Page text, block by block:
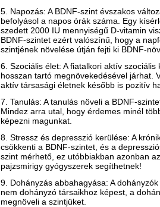
5. Napozás: A BDNF-szint évszakos
befolyásol a napos órák száma. Egy
szedett 2000 IU mennyiségű D-vitamin
BDNF-szintet ezért valószínű, hogy a
szintjének növelése útján fejti ki BDNF-
6. Szociális élet: A fiatalkori aktív
hosszan tartó megnövekedésével járhat.
aktív társasági életnek később is pozitív
7. Tanulás: A tanulás növeli a BDNF-
Mindez arra utal, hogy érdemes minél
képezni magunkat.
8. Stressz és depresszió kerülése: A
csökkenti a BDNF-szintet, és a
szint mérhető, ez utóbbiakban azonban
pajzsmirigy gyógyszerek segíthetnek!
9. Dohányzás abbahagyása: A
nem dohányzó társaikhoz képest, a
megnöveli a szintjüket.